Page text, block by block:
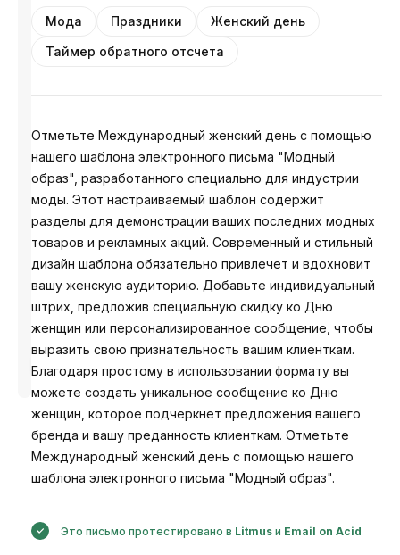
Разработано
Анастасия
Мода Праздники
Женский день
Таймер обратного отсчета
Отметьте Международный женский день с помощью
нашего шаблона электронного письма "Модный
образ", разработанного специально для индустрии
моды. Этот настраиваемый шаблон содержит
разделы для демонстрации ваших последних модных
товаров и рекламных акций. Современный и стильный
дизайн шаблона обязательно привлечет и вдохновит
вашу женскую аудиторию. Добавьте индивидуальный
штрих, предложив специальную скидку ко Дню
женщин или персонализированное сообщение, чтобы
выразить свою признательность вашим клиенткам.
Благодаря простому в использовании формату вы
можете создать уникальное сообщение ко Дню
женщин, которое подчеркнет предложения вашего
бренда и вашу преданность клиенткам. Отметьте
Международный женский день с помощью нашего
шаблона электронного письма "Модный образ".
Это письмо протестировано в Litmus и Email on Acid